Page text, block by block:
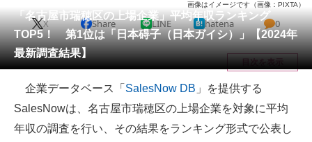
会員記事
メディア
注目記事を集めた総合ページ
ITの今と未来を見通す
スマホと通信の最新トレンド
「名古屋市瑞穂区の上場企業」平均年収ランキング
TOP5！ 第1位は「日本碍子（日本ガイシ）」【2024年
最新調査結果】
画像はイメージです（画像：PIXTA）
X Share LINE hatena 0
目次を表示
企業データベース「 SalesNow DB 」を提供する
SalesNowは、名古屋市瑞穂区の上場企業を対象に平均
年収の調査を行い、その結果をランキング形式で公表し